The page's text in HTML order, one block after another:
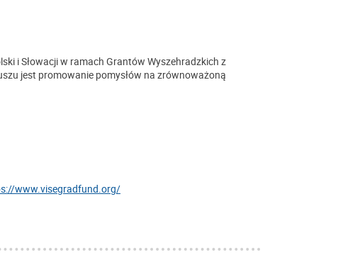
i Słowacji w ramach Grantów Wyszehradzkich z
jest promowanie pomysłów na zrównoważoną
www.visegradfund.org/